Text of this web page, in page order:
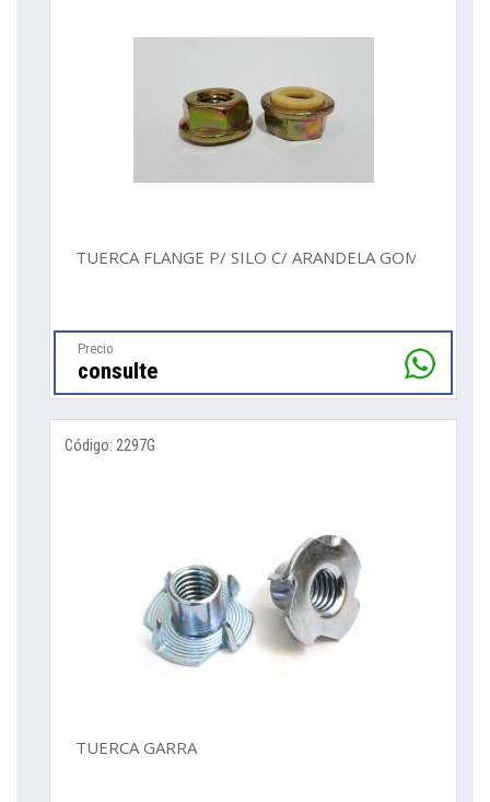
TUERCA FLANGE P/ SILO C/ ARANDELA GOMA
Precio
consulte
Código: 2297G
TUERCA GARRA